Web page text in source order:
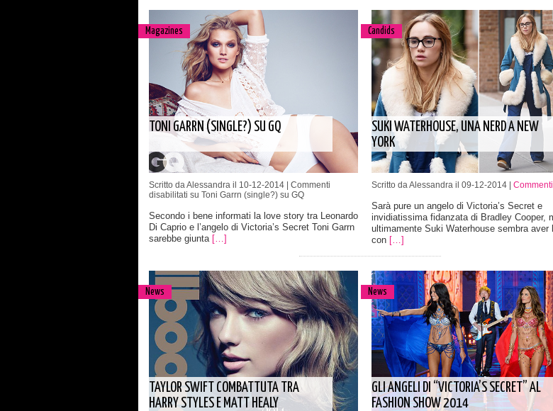
Magazines
TONI GARRN (SINGLE?) SU GQ
Scritto da Alessandra il 10-12-2014 | Commenti
disabilitati su Toni Garrn (single?) su GQ
Secondo i bene informati la love story tra Leonardo
Di Caprio e l’angelo di Victoria’s Secret Toni Garrn
sarebbe giunta […]
Candids
SUKI WATERHOUSE, UNA NERD A NEW
YORK
Scritto da Alessandra il 09-12-2014 |
Sarà pure un angelo di Victoria’s Secret e
invidiatissima fidanzata di Bradley Cooper,
ultimamente Suki Waterhouse sembra aver
con […]
News
TAYLOR SWIFT COMBATTUTA TRA
HARRY STYLES E MATT HEALY
News
GLI ANGELI DI “VICTORIA’S SECRET” AL
FASHION SHOW 2014